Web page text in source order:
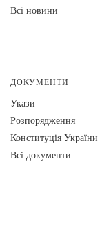
Всі новини
ДОКУМЕНТИ
Укази
Розпорядження
Конституція України
Всі документи